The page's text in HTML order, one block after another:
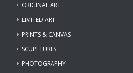
ORIGINAL ART
LIMITED ART
PRINTS & CANVAS
SCUPLTURES
PHOTOGRAPHY